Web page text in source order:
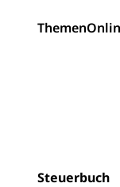
Themen
Steuerbuch
Hunde
Bestattung,